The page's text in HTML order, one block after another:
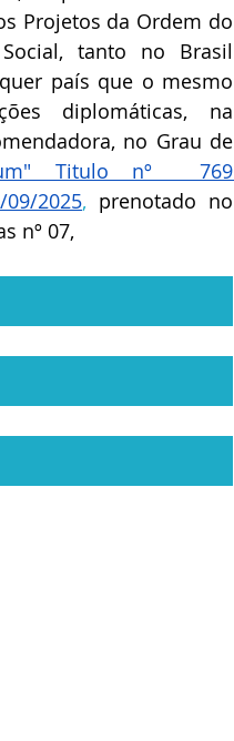
Projetos da Ordem do
tanto no Brasil
país que o mesmo
diplomáticas, na
Titulo nº  769
2025, prenotado no
nº 07,